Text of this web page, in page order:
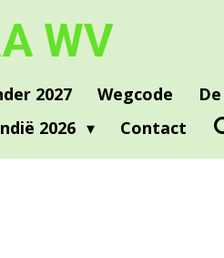
WV
2027 Wegcode
2026 Contact